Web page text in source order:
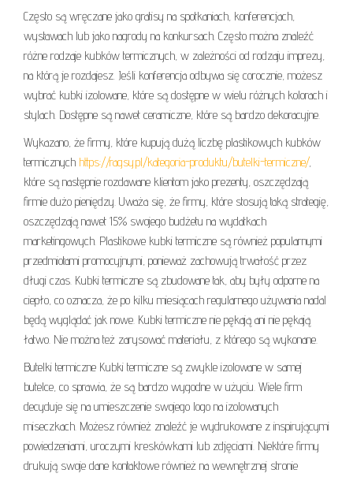
Często są wręczane jako gratisy na spotkaniach, konferencjach,
wystawach lub jako nagrody na konkursach. Często można znaleźć
różne rodzaje kubków termicznych, w zależności od rodzaju imprezy,
na którą je rozdajesz. Jeśli konferencja odbywa się corocznie, możesz
wybrać kubki izolowane, które są dostępne w wielu różnych kolorach i
stylach. Dostępne są nawet ceramiczne, które są bardzo dekoracyjne.
Wykazano, że firmy, które kupują dużą liczbę plastikowych kubków
termicznych https://ragsy.pl/kategoria-produktu/butelki-termiczne/,
które są następnie rozdawane klientom jako prezenty, oszczędzają
firmie dużo pieniędzy. Uważa się, że firmy, które stosują taką strategię,
oszczędzają nawet 15% swojego budżetu na wydatkach
marketingowych. Plastikowe kubki termiczne są również popularnymi
przedmiotami promocyjnymi, ponieważ zachowują trwałość przez
długi czas. Kubki termiczne są zbudowane tak, aby były odporne na
ciepło, co oznacza, że ​​po kilku miesiącach regularnego używania nadal
będą wyglądać jak nowe. Kubki termiczne nie pękają ani nie pękają
łatwo. Nie można też zarysować materiału, z którego są wykonane.
Butelki termiczne Kubki termiczne są zwykle izolowane w samej
butelce, co sprawia, że ​​są bardzo wygodne w użyciu. Wiele firm
decyduje się na umieszczenie swojego logo na izolowanych
miseczkach. Możesz również znaleźć je wydrukowane z inspirującymi
powiedzeniami, uroczymi kreskówkami lub zdjęciami. Niektóre firmy
drukują swoje dane kontaktowe również na wewnętrznej stronie